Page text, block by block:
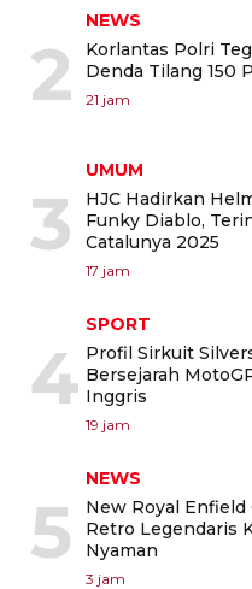
2
NEWS
Korlantas Polri
Denda Tilang 150
21 jam
3
UMUM
HJC Hadirkan
Funky Diablo,
Catalunya 2025
17 jam
4
SPORT
Profil Sirkuit
Bersejarah
Inggris
19 jam
5
NEWS
New Royal
Retro Legendaris
Nyaman
3 jam